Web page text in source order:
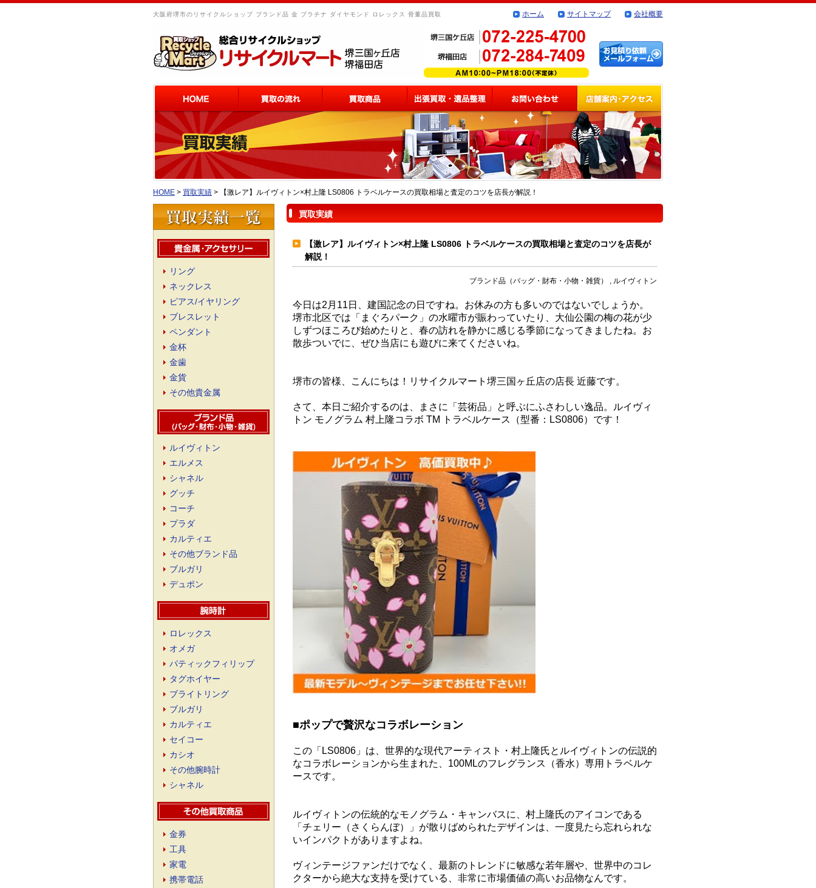
大阪府堺市のリサイクルショップ ブランド品 金 プラチナ ダイヤモンド ロレックス 骨董品買取 ホーム サイトマップ 会社概要
HOME > 買取実績 > 【激レア】ルイヴィトン×村上隆 LS0806 トラベルケースの買取相場と査定のコツを店長が解説！
買取実績
【激レア】ルイヴィトン×村上隆 LS0806 トラベルケースの買取相場と査定のコツを店長が
解説！
ブランド品（バッグ・財布・小物・雑貨） , ルイヴィトン
今日は2月11日、建国記念の日ですね。お休みの方も多いのではないでしょうか。
堺市北区では「まぐろパーク」の水曜市が賑わっていたり、大仙公園の梅の花が少
しずつほころび始めたりと、春の訪れを静かに感じる季節になってきましたね。お
散歩ついでに、ぜひ当店にも遊びに来てくださいね。
堺市の皆様、こんにちは！リサイクルマート堺三国ヶ丘店の店長 近藤です。
さて、本日ご紹介するのは、まさに「芸術品」と呼ぶにふさわしい逸品。ルイヴィ
トン モノグラム 村上隆コラボ TM トラベルケース（型番：LS0806）です！
■ポップで贅沢なコラボレーション
この「LS0806」は、世界的な現代アーティスト・村上隆氏とルイヴィトンの伝説的
なコラボレーションから生まれた、100MLのフレグランス（香水）専用トラベルケ
ースです。
ルイヴィトンの伝統的なモノグラム・キャンバスに、村上隆氏のアイコンである
「チェリー（さくらんぼ）」が散りばめられたデザインは、一度見たら忘れられな
いインパクトがありますよね。
ヴィンテージファンだけでなく、最新のトレンドに敏感な若年層や、世界中のコレ
クターから絶大な支持を受けている、非常に市場価値の高いお品物なんです。
リング
ネックレス
ピアス/イヤリング
ブレスレット
ペンダント
金杯
金歯
金貨
その他貴金属
ルイヴィトン
エルメス
シャネル
グッチ
コーチ
プラダ
カルティエ
その他ブランド品
ブルガリ
デュポン
ロレックス
オメガ
パティックフィリップ
タグホイヤー
ブライトリング
ブルガリ
カルティエ
セイコー
カシオ
その他腕時計
シャネル
金券
工具
家電
携帯電話